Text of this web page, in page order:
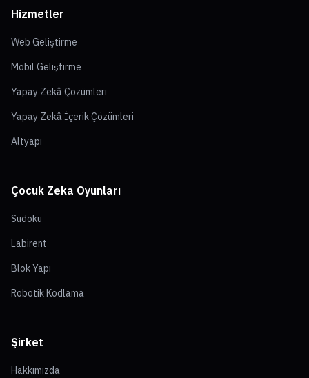
Hizmetler
Web Geliştirme
Mobil Geliştirme
Yapay Zekâ Çözümleri
Yapay Zekâ İçerik Çözümleri
Altyapı
Çocuk Zeka Oyunları
Sudoku
Labirent
Blok Yapı
Robotik Kodlama
Şirket
Hakkımızda